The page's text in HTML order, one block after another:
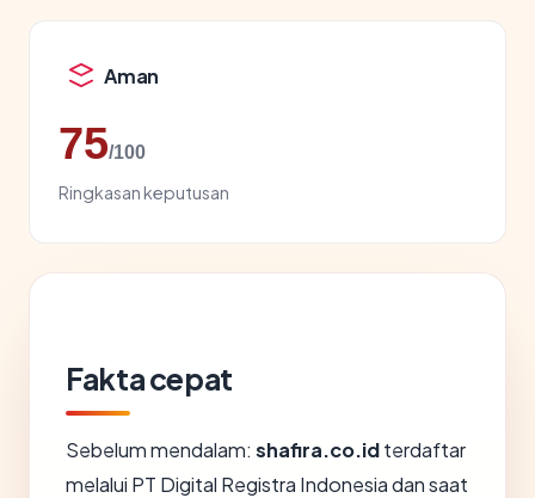
Aman
75/100
Ringkasan keputusan
Fakta cepat
Sebelum mendalam: shafira.co.idterdaftar
melalui PT Digital Registra Indonesia dan saat